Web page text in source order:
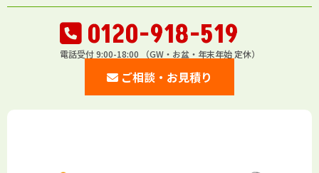
0120-918-519
電話受付 9:00-18:00 （GW・お盆・年末年始 定休）
ご相談・お見積り